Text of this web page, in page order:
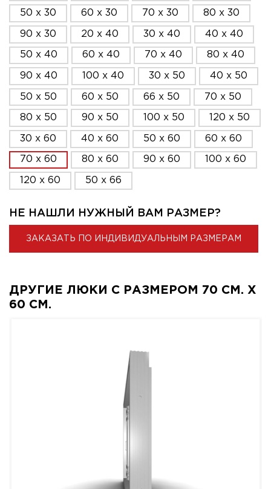
50 x 30 60 x 30 70 x 30 80 x 30
90 x 30 20 x 40 30 x 40 40 x 40
50 x 40 60 x 40 70 x 40 80 x 40
90 x 40 100 x 40 30 x 50 40 x 50
50 x 50 60 x 50 66 x 50 70 x 50
80 x 50 90 x 50 100 x 50 120 x 50
30 x 60 40 x 60 50 x 60 60 x 60
70 x 60 80 x 60 90 x 60 100 x 60
120 x 60 50 x 66
НЕ НАШЛИ НУЖНЫЙ ВАМ РАЗМЕР?
ЗАКАЗАТЬ ПО ИНДИВИДУАЛЬНЫМ РАЗМЕРАМ
ДРУГИЕ ЛЮКИ С РАЗМЕРОМ 70 СМ. X
60 СМ.